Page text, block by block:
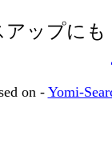
アップに
on - Yomi-